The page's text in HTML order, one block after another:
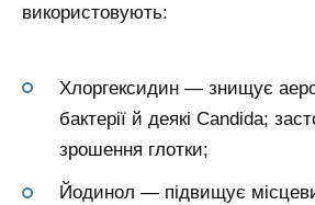
використовують:
Хлоргексидин — знищує
бактерії й деякі Candida;
зрошення глотки;
Йодинол — підвищує